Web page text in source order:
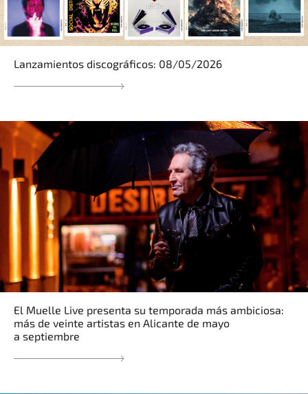
Lanzamientos discográficos: 08/05/2026
El Muelle Live presenta su temporada más ambiciosa:
más de veinte artistas en Alicante de mayo
a septiembre